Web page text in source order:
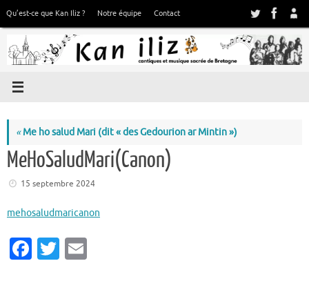
contenu
Qu’est-ce que Kan Iliz ? Notre équipe Contact
«Me ho salud Mari (dit « des Gedourion ar Mintin »)
MeHoSaludMari(Canon)
15 septembre 2024
mehosaludmaricanon
Fa T